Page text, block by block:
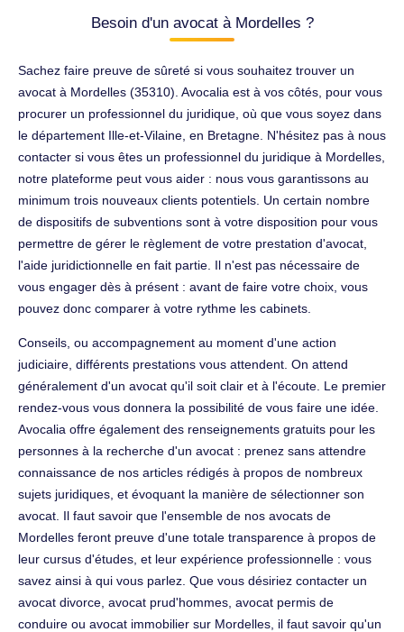
Besoin d'un avocat à Mordelles ?
Sachez faire preuve de sûreté si vous souhaitez trouver un
avocat à Mordelles (35310). Avocalia est à vos côtés, pour vous
procurer un professionnel du juridique, où que vous soyez dans
le département Ille-et-Vilaine, en Bretagne. N'hésitez pas à nous
contacter si vous êtes un professionnel du juridique à Mordelles,
notre plateforme peut vous aider : nous vous garantissons au
minimum trois nouveaux clients potentiels. Un certain nombre
de dispositifs de subventions sont à votre disposition pour vous
permettre de gérer le règlement de votre prestation d'avocat,
l'aide juridictionnelle en fait partie. Il n'est pas nécessaire de
vous engager dès à présent : avant de faire votre choix, vous
pouvez donc comparer à votre rythme les cabinets.
Conseils, ou accompagnement au moment d'une action
judiciaire, différents prestations vous attendent. On attend
généralement d'un avocat qu'il soit clair et à l'écoute. Le premier
rendez-vous vous donnera la possibilité de vous faire une idée.
Avocalia offre également des renseignements gratuits pour les
personnes à la recherche d'un avocat : prenez sans attendre
connaissance de nos articles rédigés à propos de nombreux
sujets juridiques, et évoquant la manière de sélectionner son
avocat. Il faut savoir que l'ensemble de nos avocats de
Mordelles feront preuve d'une totale transparence à propos de
leur cursus d'études, et leur expérience professionnelle : vous
savez ainsi à qui vous parlez. Que vous désiriez contacter un
avocat divorce, avocat prud'hommes, avocat permis de
conduire ou avocat immobilier sur Mordelles, il faut savoir qu'un